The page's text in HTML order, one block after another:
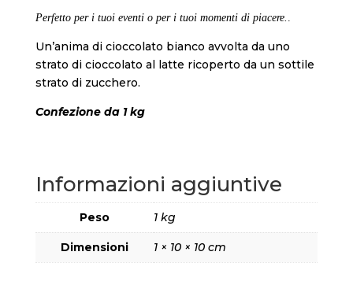
Perfetto per i tuoi eventi o per i tuoi momenti di piacere. .
Un’anima di cioccolato bianco avvolta da uno
strato di cioccolato al latte ricoperto da un sottile
strato di zucchero.
Confezione da 1 kg
Informazioni aggiuntive
Peso 1 kg
Dimensioni 1 × 10 × 10 cm